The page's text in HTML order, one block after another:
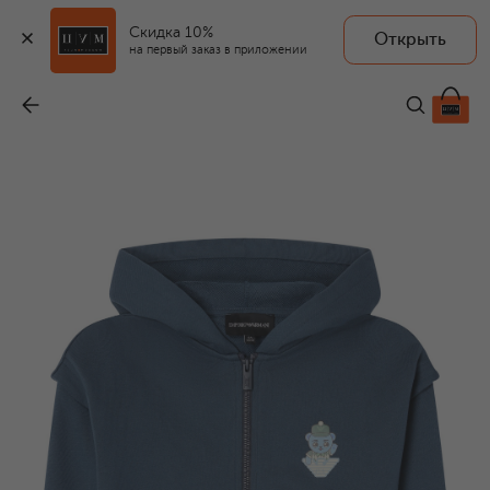
Скидка 10%
на первый заказ в приложении
Открыть
17 300 ₽